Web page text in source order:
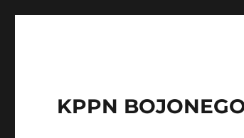
KPPN